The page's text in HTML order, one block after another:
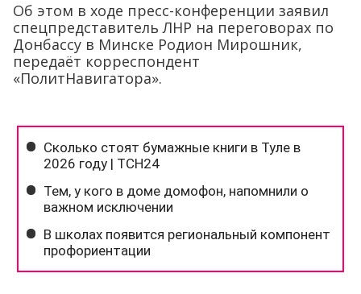
Об этом в ходе пресс-конференции заявил
спецпредставитель ЛНР на переговорах по
Донбассу в Минске Родион Мирошник,
передаёт корреспондент
«ПолитНавигатора».